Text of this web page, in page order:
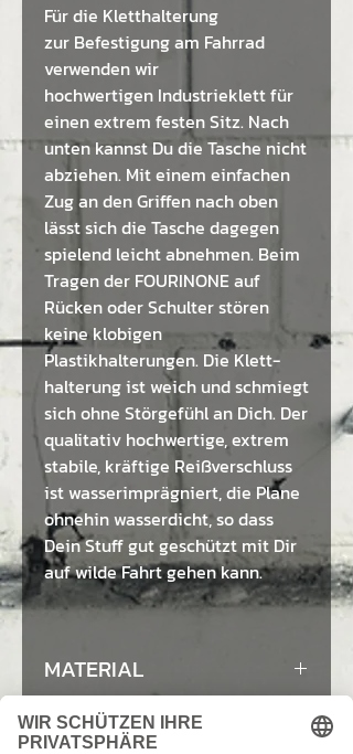
Für die Kletthalterung
zur Befestigung am Fahrrad
verwenden wir
hochwertigen Industrieklett für
einen extrem festen Sitz. Nach
unten kannst Du die Tasche nicht
abziehen. Mit einem einfachen
Zug an den Griffen nach oben
lässt sich die Tasche dagegen
spielend leicht abnehmen. Beim
Tragen der FOURINONE auf
Rücken oder Schulter stören
keine klobigen
Plastikhalterungen. Die Klett-
halterung ist weich und schmiegt
sich ohne Störgefühl an Dich. Der
qualitativ hochwertige, extrem
stabile, kräftige Reißverschluss
ist wasserimprägniert, die Plane
ohnehin wasserdicht, so dass
Dein Stuff gut geschützt mit Dir
auf wilde Fahrt gehen kann.
MATERIAL
upgeceycelte, gebrauchte LKW-
Plane | Autogurt |
ABMESSUNG